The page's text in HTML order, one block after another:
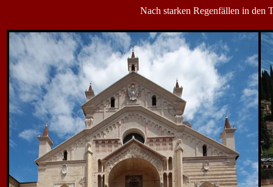
Nach starken Regenfällen in den